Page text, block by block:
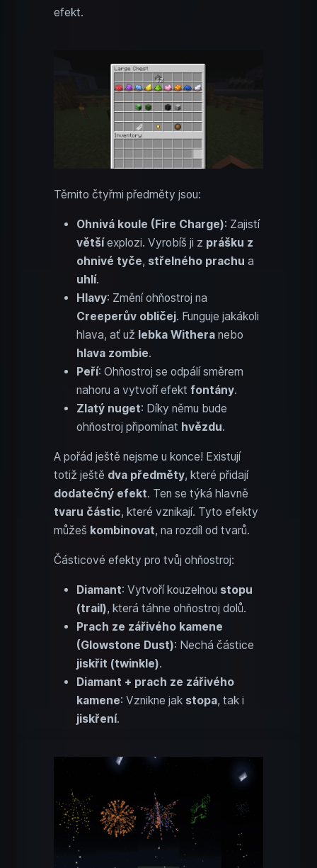
efekt.
Těmito čtyřmi předměty jsou:
Ohnivá koule (Fire Charge): Zajistí
většíexplozi. Vyrobíš ji z prášku z
ohnivé tyče, střelného prachu a
uhlí.
Hlavy: Změní ohňostroj na
Creeperův obličej. Funguje jakákoli
hlava, ať už lebka Withera nebo
hlava zombie.
Peří: Ohňostroj se odpálí směrem
nahoru a vytvoří efekt fontány.
Zlatý nuget: Díky němu bude
ohňostroj připomínat hvězdu.
A pořád ještě nejsme u konce! Existují
totiž ještě dva předměty, které přidají
dodatečný efekt. Ten se týká hlavně
tvaru částic, které vznikají. Tyto efekty
můžeš kombinovat, na rozdíl od tvarů.
Částicové efekty pro tvůj ohňostroj:
Diamant: Vytvoří kouzelnou stopu
(trail), která táhne ohňostroj dolů.
Prach ze zářivého kamene
(Glowstone Dust): Nechá částice
jiskřit (twinkle).
Diamant + prach ze zářivého
kamene: Vznikne jak stopa, tak i
jiskření.